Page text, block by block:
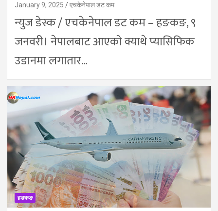
January 9, 2025 एचकेनेपाल डट कम
न्युज डेस्क / एचकेनेपाल डट कम – हङकङ, ९
जनवरी। नेपालबाट आएको क्याथे प्यासिफिक
उडानमा लगातार…
हङकङ